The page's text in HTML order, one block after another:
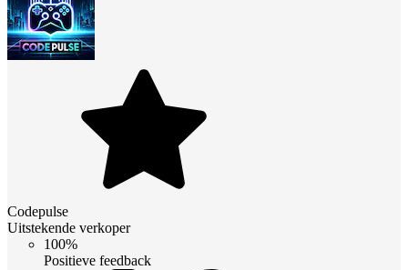
Codepulse
Uitstekende verkoper
100%
Positieve feedback